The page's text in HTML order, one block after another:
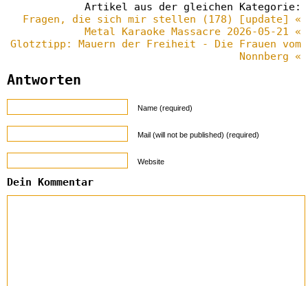
Artikel aus der gleichen Kategorie:
Fragen, die sich mir stellen (178) [update] «
Metal Karaoke Massacre 2026-05-21 «
Glotztipp: Mauern der Freiheit - Die Frauen vom
Nonnberg «
Antworten
Name (required)
Mail (will not be published) (required)
Website
Dein Kommentar